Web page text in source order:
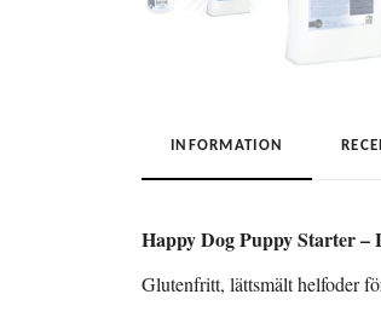
INFORMATION
Happy Dog Puppy Starter –
Glutenfritt, lättsmält helfoder